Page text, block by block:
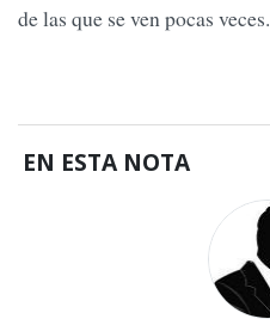
de las que se ven pocas veces.
EN ESTA NOTA